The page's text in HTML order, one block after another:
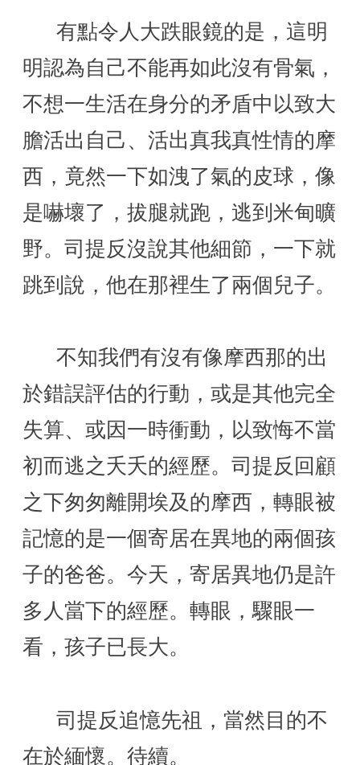
明認為自己不能再如此沒有骨氣，
不想一生活在身分的矛盾中以致大
膽活出自己、活出真我真性情的摩
西，竟然一下如洩了氣的皮球，像
是嚇壞了，拔腿就跑，逃到米甸曠
野。司提反沒說其他細節，一下就
跳到說，他在那裡生了兩個兒子。
於錯誤評估的行動，或是其他完全
失算、或因一時衝動，以致悔不當
初而逃之夭夭的經歷。司提反回顧
之下匆匆離開埃及的摩西，轉眼被
記憶的是一個寄居在異地的兩個孩
子的爸爸。今天，寄居異地仍是許
多人當下的經歷。轉眼，驟眼一
看，孩子已長大。
在於緬懷。待續。